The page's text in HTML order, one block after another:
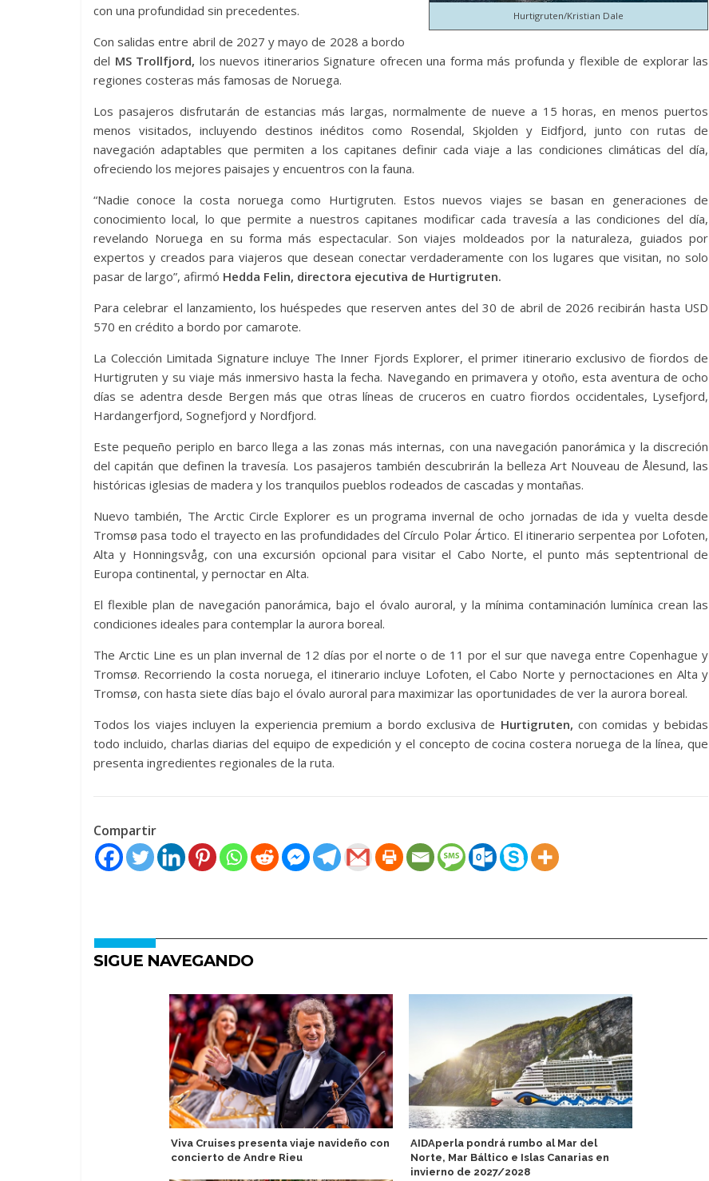
Hurtigruten/Kristian Dale
con una profundidad sin precedentes.
Con salidas entre abril de 2027 y mayo de 2028 a bordo
del MS Trollfjord, los nuevos itinerarios Signature ofrecen una forma más profunda y flexible de explorar las
regiones costeras más famosas de Noruega.
Los pasajeros disfrutarán de estancias más largas, normalmente de nueve a 15 horas, en menos puertos
menos visitados, incluyendo destinos inéditos como Rosendal, Skjolden y Eidfjord, junto con rutas de
navegación adaptables que permiten a los capitanes definir cada viaje a las condiciones climáticas del día,
ofreciendo los mejores paisajes y encuentros con la fauna.
“Nadie conoce la costa noruega como Hurtigruten. Estos nuevos viajes se basan en generaciones de
conocimiento local, lo que permite a nuestros capitanes modificar cada travesía a las condiciones del día,
revelando Noruega en su forma más espectacular. Son viajes moldeados por la naturaleza, guiados por
expertos y creados para viajeros que desean conectar verdaderamente con los lugares que visitan, no solo
pasar de largo”, afirmó Hedda Felin, directora ejecutiva de Hurtigruten.
Para celebrar el lanzamiento, los huéspedes que reserven antes del 30 de abril de 2026 recibirán hasta USD
570 en crédito a bordo por camarote.
La Colección Limitada Signature incluye The Inner Fjords Explorer, el primer itinerario exclusivo de fiordos de
Hurtigruten y su viaje más inmersivo hasta la fecha. Navegando en primavera y otoño, esta aventura de ocho
días se adentra desde Bergen más que otras líneas de cruceros en cuatro fiordos occidentales, Lysefjord,
Hardangerfjord, Sognefjord y Nordfjord.
Este pequeño periplo en barco llega a las zonas más internas, con una navegación panorámica y la discreción
del capitán que definen la travesía. Los pasajeros también descubrirán la belleza Art Nouveau de Ålesund, las
históricas iglesias de madera y los tranquilos pueblos rodeados de cascadas y montañas.
Nuevo también, The Arctic Circle Explorer es un programa invernal de ocho jornadas de ida y vuelta desde
Tromsø pasa todo el trayecto en las profundidades del Círculo Polar Ártico. El itinerario serpentea por Lofoten,
Alta y Honningsvåg, con una excursión opcional para visitar el Cabo Norte, el punto más septentrional de
Europa continental, y pernoctar en Alta.
El flexible plan de navegación panorámica, bajo el óvalo auroral, y la mínima contaminación lumínica crean las
condiciones ideales para contemplar la aurora boreal.
The Arctic Line es un plan invernal de 12 días por el norte o de 11 por el sur que navega entre Copenhague y
Tromsø. Recorriendo la costa noruega, el itinerario incluye Lofoten, el Cabo Norte y pernoctaciones en Alta y
Tromsø, con hasta siete días bajo el óvalo auroral para maximizar las oportunidades de ver la aurora boreal.
Todos los viajes incluyen la experiencia premium a bordo exclusiva de Hurtigruten, con comidas y bebidas
todo incluido, charlas diarias del equipo de expedición y el concepto de cocina costera noruega de la línea, que
presenta ingredientes regionales de la ruta.
Compartir
SIGUE NAVEGANDO
Viva Cruises presenta viaje navideño con
concierto de Andre Rieu
AIDAperla pondrá rumbo al Mar del
Norte, Mar Báltico e Islas Canarias en
invierno de 2027/2028